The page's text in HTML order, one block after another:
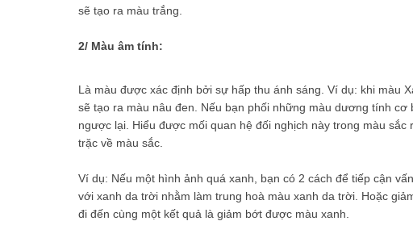
sẽ tạo ra màu trắng.
2/ Màu âm tính:
Là màu được xác định bởi sự hấp thu ánh sáng. Ví dụ: khi màu
sẽ tạo ra màu nâu đen. Nếu bạn phối những màu dương tính
ngược lại. Hiểu được mối quan hệ đối nghịch này trong màu
trặc về màu sắc.
Ví dụ: Nếu một hình ảnh quá xanh, bạn có 2 cách để tiếp cận
với xanh da trời nhằm làm trung hoà màu xanh da trời. Hoặc
đi đến cùng một kết quả là giảm bớt được màu xanh.